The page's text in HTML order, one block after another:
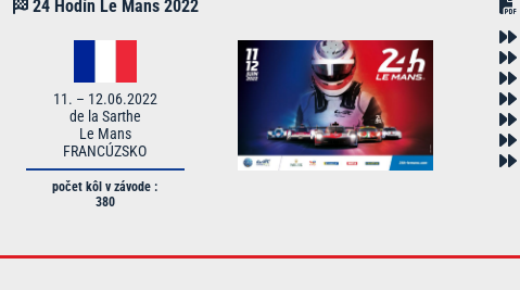
24 Hodín Le Mans 2022
11. – 12.06.2022
de la Sarthe
Le Mans
FRANCÚZSKO
počet kôl v závode :
380